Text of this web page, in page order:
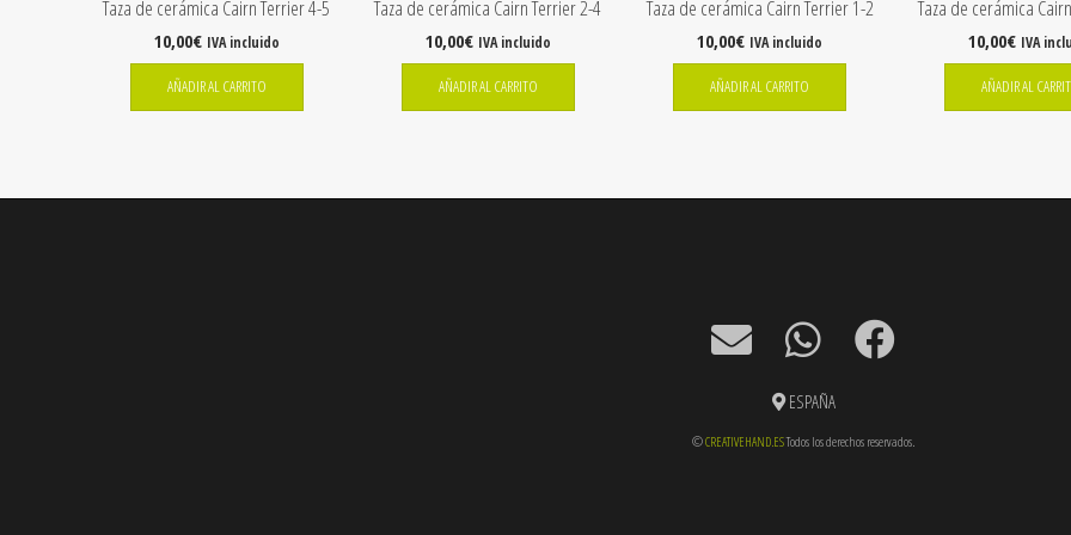
Taza de cerámica Cairn Terrier 4-5
10,00€ IVA incluido
AÑADIR AL CARRITO
Taza de cerámica Cairn Terrier 2-4
10,00€ IVA incluido
AÑADIR AL CARRITO
Taza de cerámica Cairn Terrier 1-2
10,00€ IVA incluido
AÑADIR AL CARRITO
Taza de cerámica
10,00€ IVA
AÑADIR AL
ESPAÑA
©CREATIVEHAND.ESTodos los derechos reservados.